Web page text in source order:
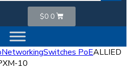
$0 0
NetworkingSwitches PoEALLIED
10